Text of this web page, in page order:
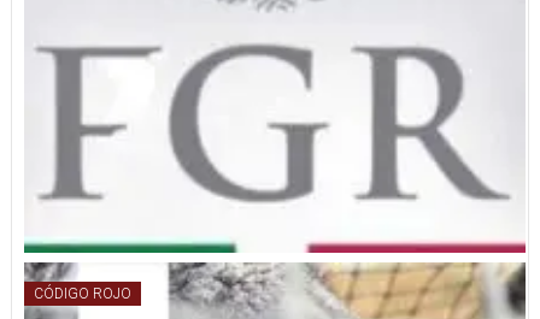
CÓDIGO ROJO